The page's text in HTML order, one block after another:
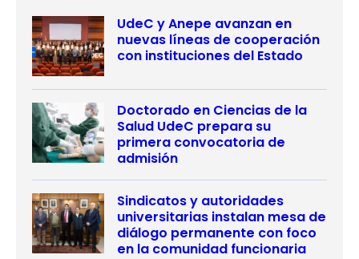
UdeC y Anepe avanzan en
nuevas líneas de cooperación
con instituciones del Estado
Doctorado en Ciencias de la
Salud UdeC prepara su
primera convocatoria de
admisión
Sindicatos y autoridades
universitarias instalan mesa de
diálogo permanente con foco
en la comunidad funcionaria